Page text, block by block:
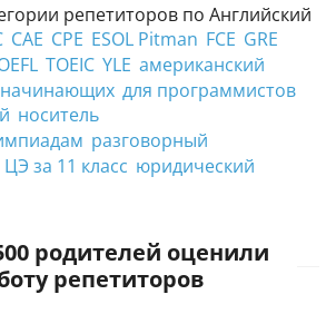
репетиторов по Английский
CAE CPE ESOL Pitman FCE GRE
TOEIC YLE американский
для программистов
носитель
разговорный
ЦЭ за 11 класс юридический
родителей оценили
репетиторов